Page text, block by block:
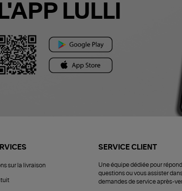
L'APP LULLI
sur la livraison
SERVICE CLIENT
Une équipe dédiée pour
questions ou vous assister
demandes de service après-